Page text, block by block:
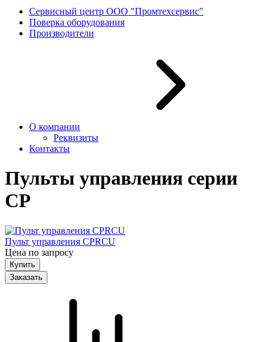
Сервисный центр ООО "Промтехсервис"
Поверка оборудования
Производители
О компании
Реквизиты
Контакты
Пульты управления серии
СP
Пульт управления CPRCU
Цена по запросу
Заказать